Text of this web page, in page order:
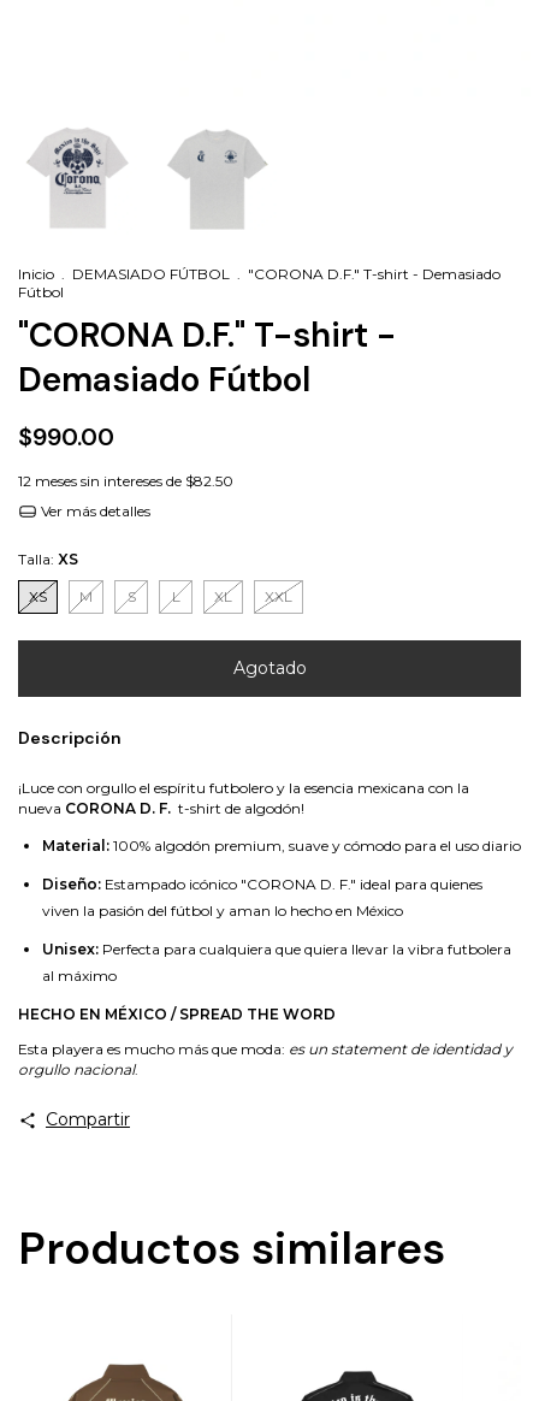
Inicio . DEMASIADO FÚTBOL . "CORONA D.F." T-shirt - Demasiado
Fútbol
"CORONA D.F." T-shirt -
Demasiado Fútbol
$990.00
12 meses sin intereses de $82.50
Ver más detalles
Talla: XS
XS M S L XL XXL
Descripción
¡Luce con orgullo el espíritu futbolero y la esencia mexicana con la
nueva CORONA D. F. t-shirt de algodón!
Material: 100% algodón premium, suave y cómodo para el uso diario
Diseño: Estampado icónico "CORONA D. F." ideal para quienes
viven la pasión del fútbol y aman lo hecho en México
Unisex: Perfecta para cualquiera que quiera llevar la vibra futbolera
al máximo
HECHO EN MÉXICO / SPREAD THE WORD
Esta playera es mucho más que moda: es un statement de identidad y
orgullo nacional.
Compartir
Productos similares